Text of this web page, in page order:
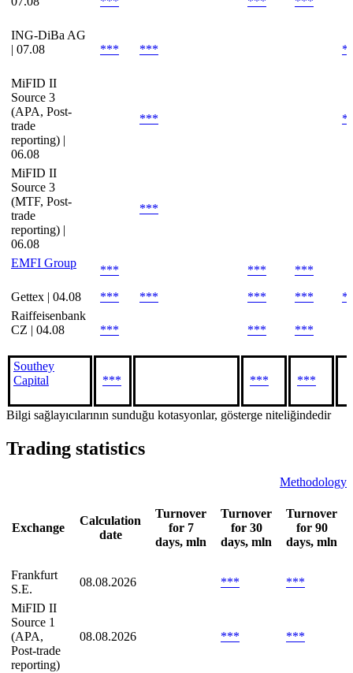
ING-DiBa AG
| 07.08
*** ***
MiFID II
Source 3
(APA, Post-
trade
reporting) |
06.08
***
MiFID II
Source 3
(MTF, Post-
trade
reporting) |
06.08
***
EMFI Group
*** ***
***
Gettex | 04.08
*** *** *** ***
Raiffeisenbank
CZ | 04.08
*** *** ***
Southey
Capital
*** *** ***
Bilgi sağlayıcılarının sunduğu kotasyonlar, gösterge niteliğindedir
Trading statistics
Methodology
Exchange
Calculation
date
Turnover
for 7
days, mln
Turnover
for 30
days, mln
Turnover
for 90
days, mln
Frankfurt
S.E.
08.08.2026 ***
***
MiFID II
Source 1
(APA,
Post-trade
reporting)
08.08.2026 *** ***